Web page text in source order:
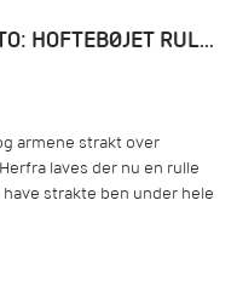
LEKTION 8 - HOFTEBØJET SALTO: HOFTEBØJET RULLE
armene strakt over
laves der nu en rulle
strakte ben under hele